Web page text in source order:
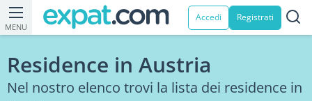
MENU
Accedi Registrati
Residence in Austria
Nel nostro elenco trovi la lista dei residence in